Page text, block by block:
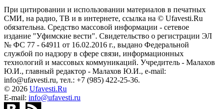
При цитировании и использовании материалов в печатных
СМИ, на радио, ТВ и в интернете, ссылка на © Ufavesti.Ru
обязательна. Средство массовой информации - сетевое
издание "Уфимские вести". Свидетельство о регистрации ЭЛ
№ ФС 77 - 64911 от 16.02.2016 г., выдано Федеральной
службой по надзору в сфере связи, информационных
технологий и массовых коммуникаций. Учредитель - Малахов
Ю.И., главный редактор - Малахов Ю.И., e-mail:
info@ufavesti.ru, тел.: +7 (985) 422-25-36.
© 2026 Ufavesti.Ru
E-mail: info@ufavesti.ru